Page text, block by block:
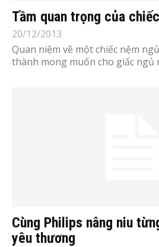
Tầm quan trọng của
20/12/2013
Quan niệm về một chiếc nệm
thành mong muốn cho giấc ngủ
Cùng Philips nâng niu
yêu thương